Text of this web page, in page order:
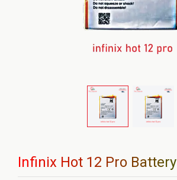
Infinix Hot 12 Pro Battery